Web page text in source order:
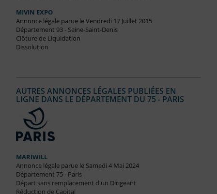
MIVIN EXPO
Annonce légale parue le Vendredi 17 Juillet 2015
Département 93 - Seine-Saint-Denis
Clôture de Liquidation
Dissolution
AUTRES ANNONCES LÉGALES PUBLIÉES EN
LIGNE DANS LE DÉPARTEMENT DU 75 - PARIS
MARIWILL
Annonce légale parue le Samedi 4 Mai 2024
Département 75 - Paris
Départ sans remplacement d'un Dirigeant
Réduction de Capital